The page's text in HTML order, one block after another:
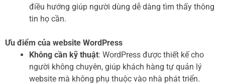
điều hướng giúp người dùng dễ dàng tìm thấy thông
tin họ cần.
Ưu điểm của website WordPress
Không cần kỹ thuật: WordPress được thiết kế cho
người không chuyên, giúp khách hàng tự quản lý
website mà không phụ thuộc vào nhà phát triển.